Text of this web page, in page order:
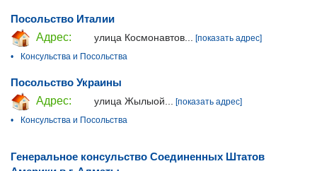
Посольство Италии
Адрес:
улица Космонавтов...
[показать адрес]
•
Консульства и Посольства
Посольство Украины
Адрес:
улица Жылыой...
[показать адрес]
•
Консульства и Посольства
Генеральное консульство Соединенных Штатов